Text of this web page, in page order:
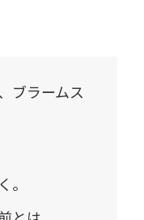
ブラームス
。